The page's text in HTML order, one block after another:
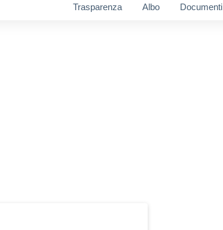
Trasparenza Albo Documenti